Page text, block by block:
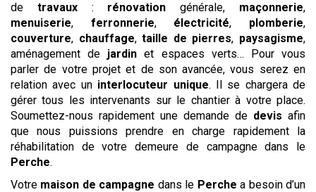
de travaux: rénovation générale, maçonnerie,
menuiserie, ferronnerie, électricité, plomberie,
couverture, chauffage,taille de pierres, paysagisme,
aménagement de jardin et espaces verts… Pour vous
parler de votre projet et de son avancée, vous serez en
relation avec un interlocuteur unique. Il se chargera de
gérer tous les intervenants sur le chantier à votre place.
Soumettez-nous rapidement une demande de devis afin
que nous puissions prendre en charge rapidement la
réhabilitation de votre demeure de campagne dans le
Perche.
Votre maison de campagne dans le Perche a besoin d’un